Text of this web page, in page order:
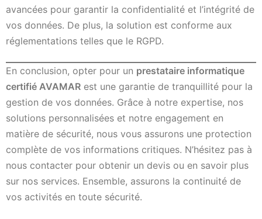
avancées pour garantir la confidentialité et l’intégrité de
vos données. De plus, la solution est conforme aux
réglementations telles que le RGPD.
En conclusion, opter pour un prestataire informatique
certifié AVAMAR est une garantie de tranquillité pour la
gestion de vos données. Grâce à notre expertise, nos
solutions personnalisées et notre engagement en
matière de sécurité, nous vous assurons une protection
complète de vos informations critiques. N’hésitez pas à
nous contacter pour obtenir un devis ou en savoir plus
sur nos services. Ensemble, assurons la continuité de
vos activités en toute sécurité.